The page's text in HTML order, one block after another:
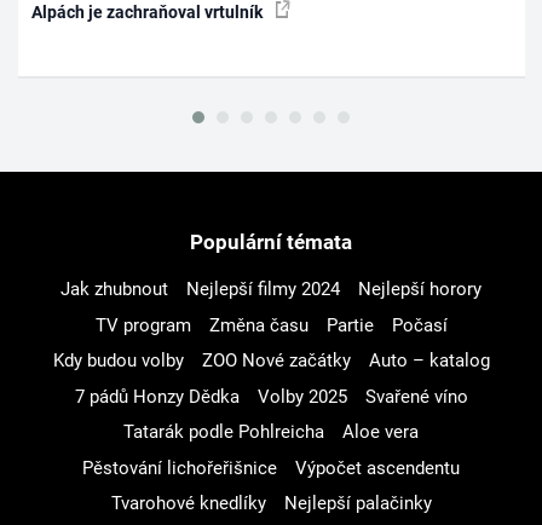
Alpách je zachraňoval vrtulník
Populární témata
Jak zhubnout Nejlepší filmy 2024
Nejlepší horory
TV program
Změna času Partie
Počasí
Kdy budou volby
ZOO Nové začátky
Auto – katalog
7 pádů Honzy Dědka
Volby 2025
Svařené víno
Tatarák podle Pohlreicha
Aloe vera
Pěstování lichořeřišnice
Výpočet ascendentu
Tvarohové knedlíky
Nejlepší palačinky